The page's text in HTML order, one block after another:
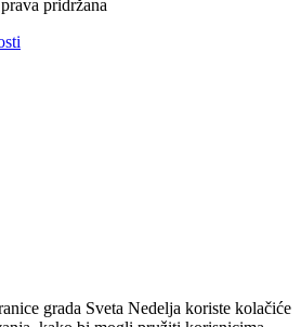
pridržana
grada Sveta Nedelja koriste kolačiće